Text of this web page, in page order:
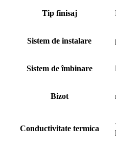
Tip finisaj
Sistem de instalare
Sistem de îmbinare
Bizot
Conductivitate termica